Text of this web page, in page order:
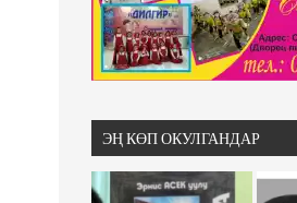
ЭҢ КӨП ОКУЛГАНДАР